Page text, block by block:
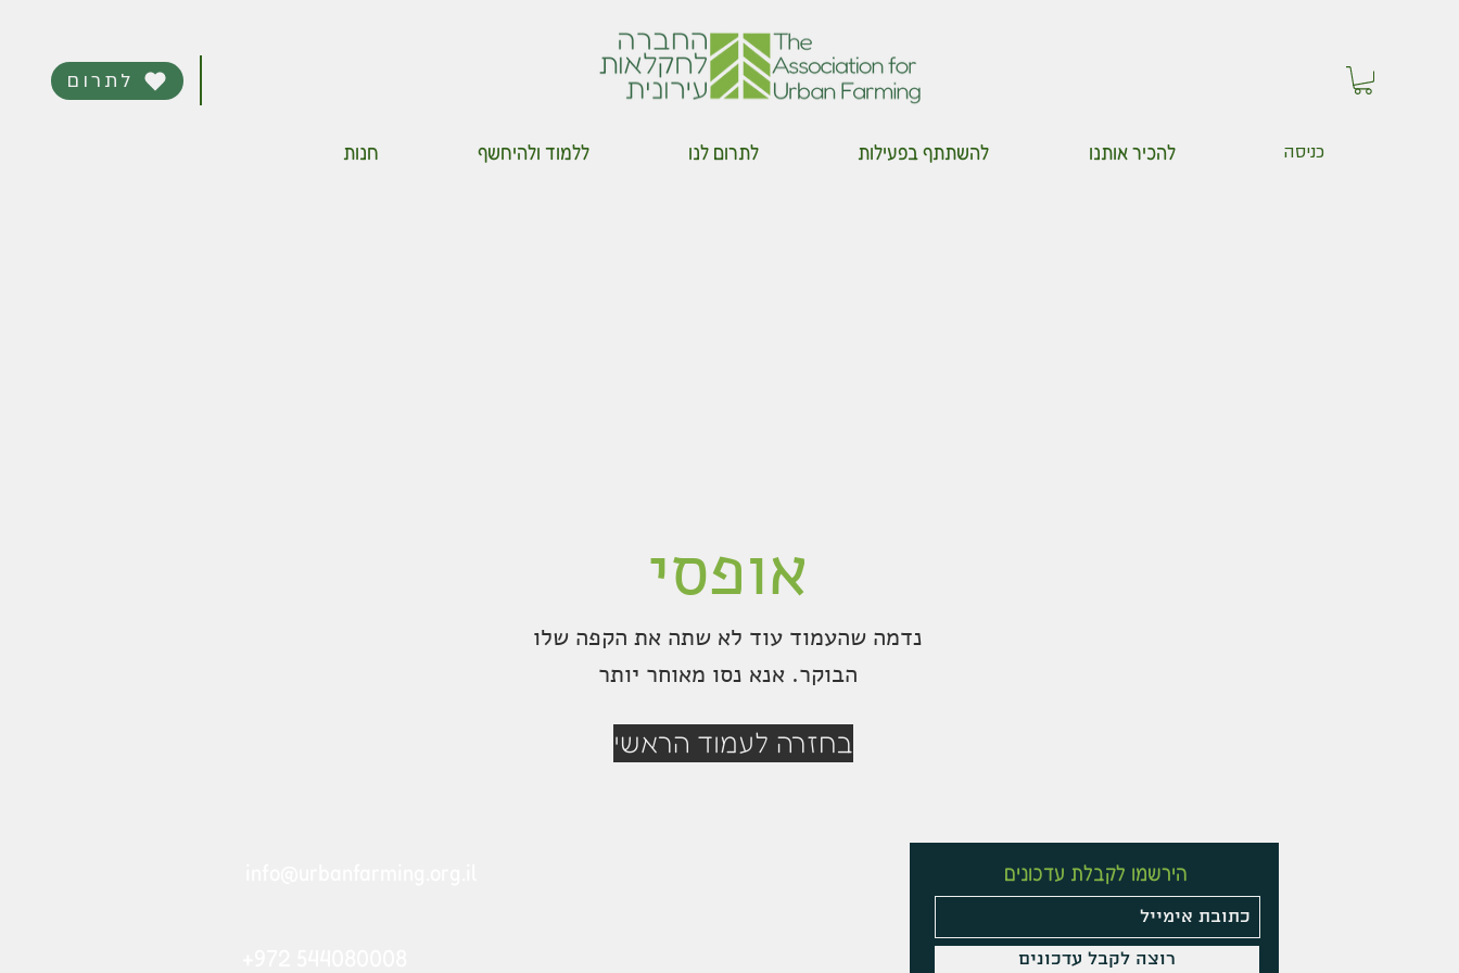
לתרום
להכיר אותנו להשתתף בפעילות לתרום לנו ללמוד ולהיחשף חנות כניסה
אופסי
נדמה שהעמוד עוד לא שתה את הקפה שלו
הבוקר. אנא נסו מאוחר יותר
בחזרה לעמוד הראשי
הירשמו לקבלת עדכונים
רוצה לקבל עדכונים